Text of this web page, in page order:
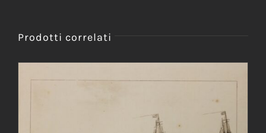
Prodotti correlati